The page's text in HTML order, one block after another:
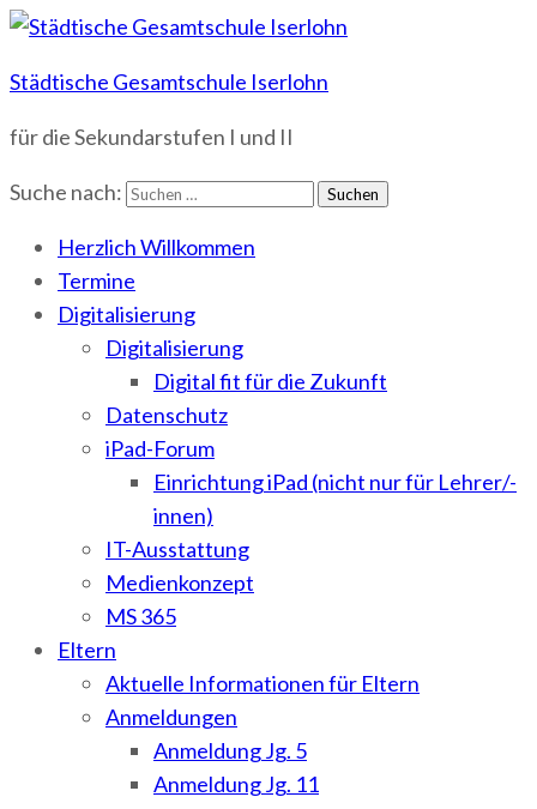
Städtische Gesamtschule Iserlohn
für die Sekundarstufen I und II
Suche nach:
Herzlich Willkommen
Termine
Digitalisierung
Digitalisierung
Digital fit für die Zukunft
Datenschutz
iPad-Forum
Einrichtung iPad (nicht nur für Lehrer/-
innen)
IT-Ausstattung
Medienkonzept
MS 365
Eltern
Aktuelle Informationen für Eltern
Anmeldungen
Anmeldung Jg. 5
Anmeldung Jg. 11